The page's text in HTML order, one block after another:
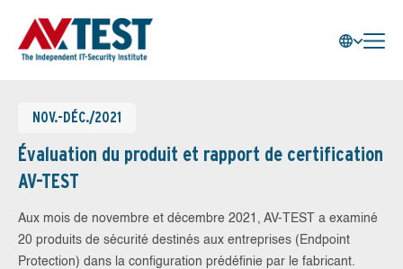
NOV.-DÉC./2021
Évaluation du produit et rapport de certification
AV-TEST
Aux mois de novembre et décembre 2021, AV-TEST a examiné
20 produits de sécurité destinés aux entreprises (Endpoint
Protection) dans la configuration prédéfinie par le fabricant.